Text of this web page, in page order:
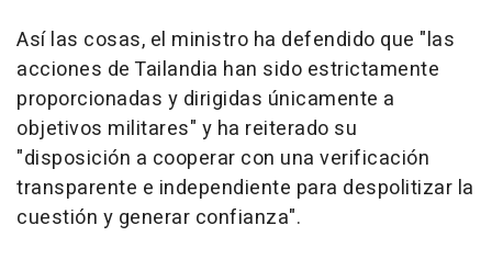
Así las cosas, el ministro ha defendido que "las
acciones de Tailandia han sido estrictamente
proporcionadas y dirigidas únicamente a
objetivos militares" y ha reiterado su
"disposición a cooperar con una verificación
transparente e independiente para despolitizar la
cuestión y generar confianza".